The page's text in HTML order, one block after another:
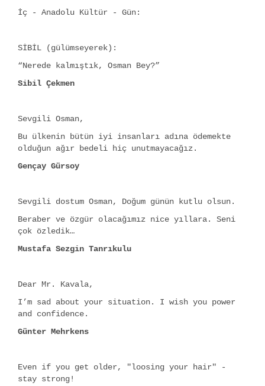
İç - Anadolu Kültür - Gün:
SİBİL (gülümseyerek):
“Nerede kalmıştık, Osman Bey?”
Sibil Çekmen
Sevgili Osman,
Bu ülkenin bütün iyi insanları adına ödemekte
olduğun ağır bedeli hiç unutmayacağız.
Gençay Gürsoy
Sevgili dostum Osman, Doğum günün kutlu olsun.
Beraber ve özgür olacağımız nice yıllara. Seni
çok özledik…
Mustafa Sezgin Tanrıkulu
Dear Mr. Kavala,
I’m sad about your situation. I wish you power
and confidence.
Günter Mehrkens
Even if you get older, "loosing your hair" -
stay strong!